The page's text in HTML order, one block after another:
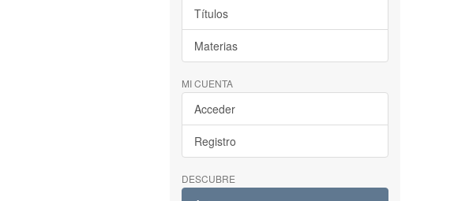
Títulos
Materias
MI CUENTA
Acceder
Registro
DESCUBRE